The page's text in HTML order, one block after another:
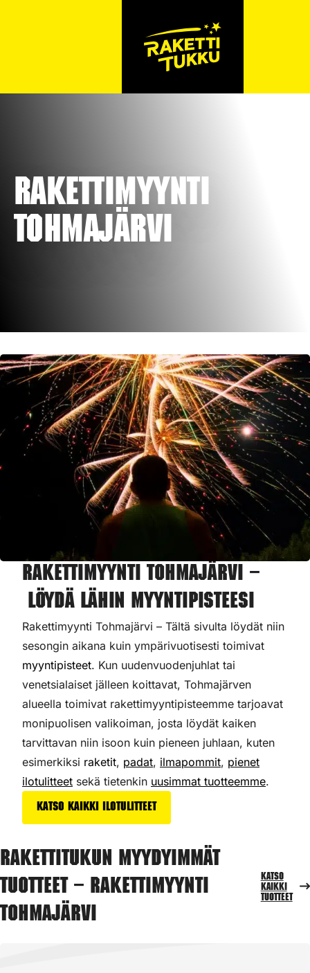
Rakettimyynti
Tohmajärvi
Rakettimyynti Tohmajärvi –
Löydä lähin myyntipisteesi
Rakettimyynti Tohmajärvi – Tältä sivulta löydät niin
sesongin aikana kuin ympärivuotisesti toimivat
myyntipisteet. Kun uudenvuodenjuhlat tai
venetsialaiset jälleen koittavat, Tohmajärven
alueella toimivat rakettimyyntipisteemme tarjoavat
monipuolisen valikoiman, josta löydät kaiken
tarvittavan niin isoon kuin pieneen juhlaan, kuten
esimerkiksi raketit, padat, ilmapommit, pienet
ilotulitteet sekä tietenkin uusimmat tuotteemme.
Katso kaikki ilotulitteet
Rakettitukun myydyimmät
tuotteet – Rakettimyynti
Tohmajärvi
Katso
kaikki
tuotteet